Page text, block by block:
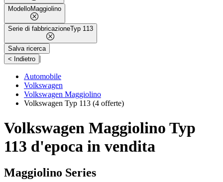
ModelloMaggiolino
Serie di fabbricazioneTyp 113
Salva ricerca
< Indietro |
Automobile
Volkswagen
Volkswagen Maggiolino
Volkswagen Typ 113 (4 offerte)
Volkswagen Maggiolino Typ
113 d'epoca in vendita
Maggiolino Series